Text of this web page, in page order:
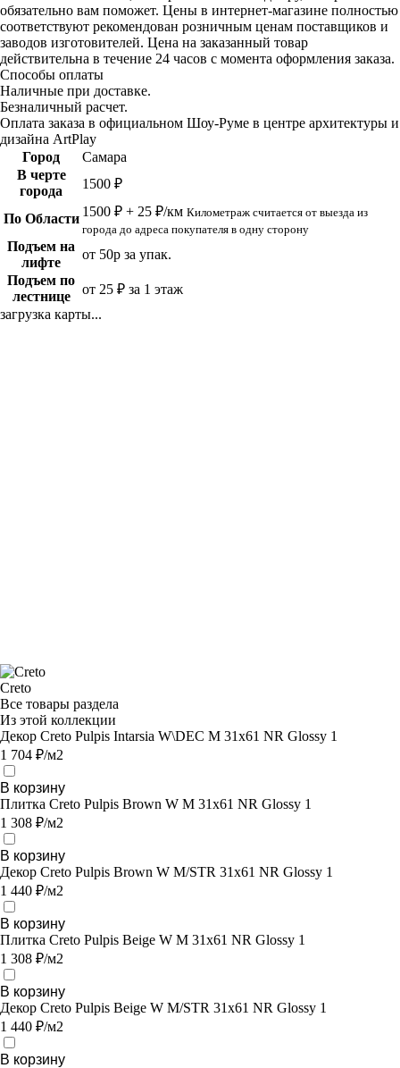
обязательно вам поможет. Цены в интернет-магазине полностью
соответствуют рекомендован розничным ценам поставщиков и
заводов изготовителей. Цена на заказанный товар
действительна в течение 24 часов с момента оформления заказа.
Способы оплаты
Наличные при доставке.
Безналичный расчет.
Оплата заказа в официальном Шоу-Руме в центре архитектуры и
дизайна ArtPlay
Город
Самара
В черте
города
1500 ₽
По Области 1500 ₽ + 25 ₽/км Километраж считается от выезда из
города до адреса покупателя в одну сторону
Подъем на
лифте
от 50р за упак.
Подъем по
лестнице
от 25 ₽ за 1 этаж
загрузка карты...
Creto
Все товары раздела
Из этой коллекции
Декор Creto Pulpis Intarsia W\DEC M 31x61 NR Glossy 1
1 704 ₽/м2
В корзину
Плитка Creto Pulpis Brown W M 31x61 NR Glossy 1
1 308 ₽/м2
В корзину
Декор Creto Pulpis Brown W M/STR 31x61 NR Glossy 1
1 440 ₽/м2
В корзину
Плитка Creto Pulpis Beige W M 31x61 NR Glossy 1
1 308 ₽/м2
В корзину
Декор Creto Pulpis Beige W M/STR 31x61 NR Glossy 1
1 440 ₽/м2
В корзину